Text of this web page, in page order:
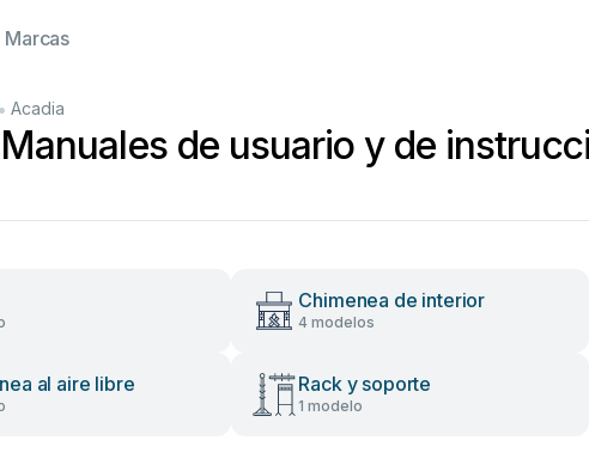
Marcas
• Acadia
de usuario y de
Chimenea de interior
4 modelos
al aire libre Rack y soporte
1 modelo